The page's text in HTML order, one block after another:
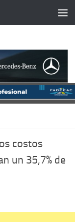
costos
un 35,7% de